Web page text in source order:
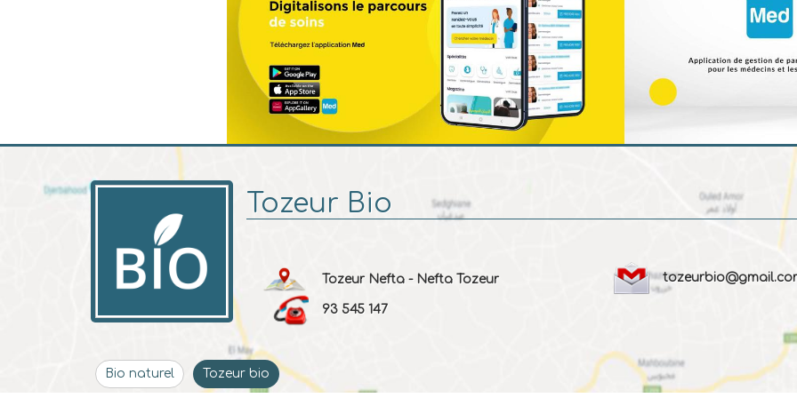
Tozeur Bio
Tozeur Nefta - Nefta Tozeur
93 545 147
Bio naturel Tozeur bio